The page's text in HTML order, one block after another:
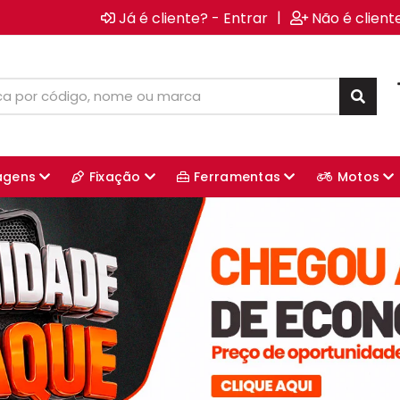
Já é cliente? - Entrar | Não é
Fixação Ferramentas Motos